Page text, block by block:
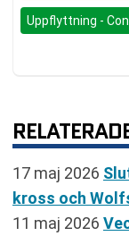
Uppflyttning -
17 maj 2026
kross och
11 maj 2026